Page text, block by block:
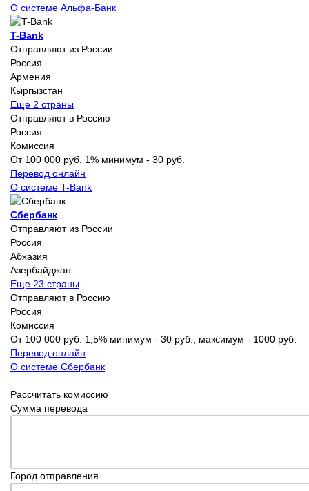
О системе Альфа-Банк
T-Bank
Отправляют из России
Россия
Армения
Кыргызстан
Еще 2 страны
Отправляют в Россию
Россия
Комиссия
От 100 000 руб. 1% минимум - 30 руб.
Перевод онлайн
О системе T-Bank
Сбербанк
Отправляют из России
Россия
Абхазия
Азербайджан
Еще 23 страны
Отправляют в Россию
Россия
Комиссия
От 100 000 руб. 1,5% минимум - 30 руб., максимум - 1000 руб.
Перевод онлайн
О системе Сбербанк
Рассчитать комиссию
Сумма перевода
Город отправления